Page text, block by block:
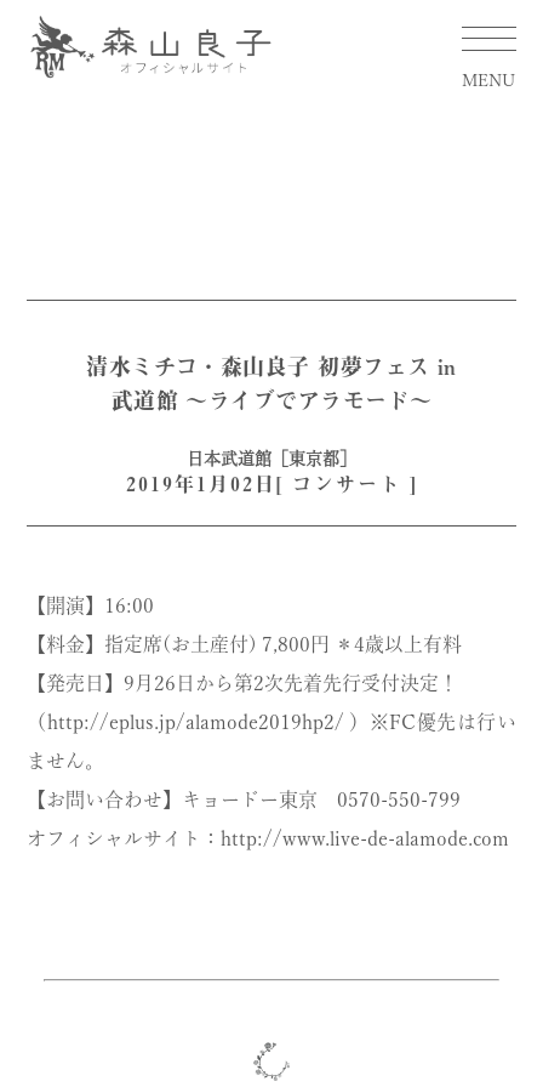
MENU
清水ミチコ・森山良子 初夢フェス in
武道館 〜ライブでアラモード〜
日本武道館［東京都］
2019年1月02日[ コンサート ]
【開演】16:00
【料金】指定席(お土産付) 7,800円 ＊4歳以上有料
【発売日】9月26日から第2次先着先行受付決定！
（http://eplus.jp/alamode2019hp2/ ）※FC優先は行い
ません。
【お問い合わせ】キョードー東京 0570-550-799
オフィシャルサイト：http://www.live-de-alamode.com